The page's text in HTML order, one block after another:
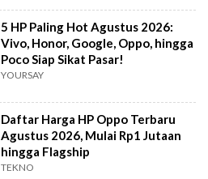
5 HP Paling Hot Agustus 2026:
Vivo, Honor, Google, Oppo, hingga
Poco Siap Sikat Pasar!
YOURSAY
Daftar Harga HP Oppo Terbaru
Agustus 2026, Mulai Rp1 Jutaan
hingga Flagship
TEKNO